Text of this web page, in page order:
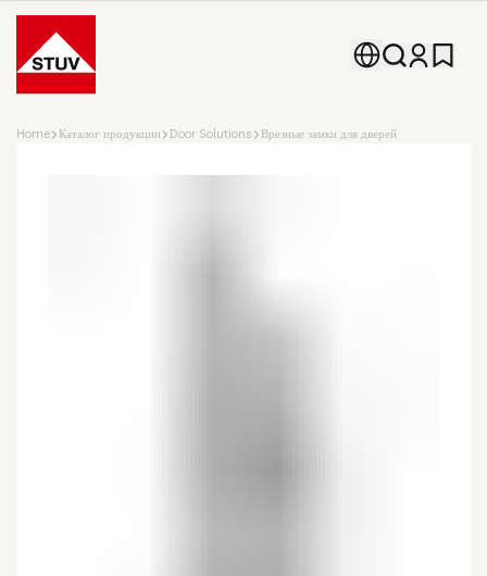
Go To the Homepage
Home Каталог продукции Door Solutions Врезные замки для дверей